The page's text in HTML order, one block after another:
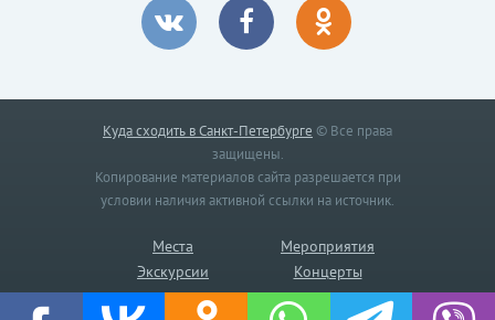
Куда сходить в Санкт-Петербурге © Все права
защищены.
Копирование материалов сайта разрешается при
условии наличия активной ссылки на источник.
Места
Мероприятия
Экскурсии
Концерты